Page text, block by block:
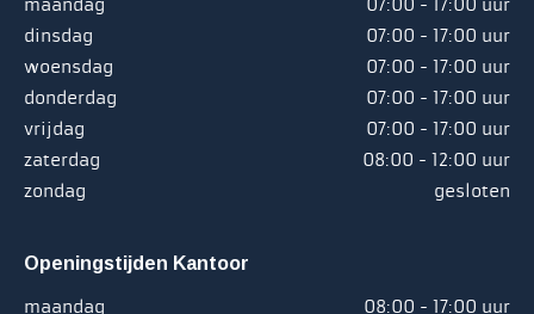
maandag
07:00 - 17:00 uur
dinsdag
07:00 - 17:00 uur
woensdag
07:00 - 17:00 uur
donderdag
07:00 - 17:00 uur
vrijdag
07:00 - 17:00 uur
zaterdag
08:00 - 12:00 uur
zondag
gesloten
Openingstijden Kantoor
maandag 08:00 - 17:00 uur